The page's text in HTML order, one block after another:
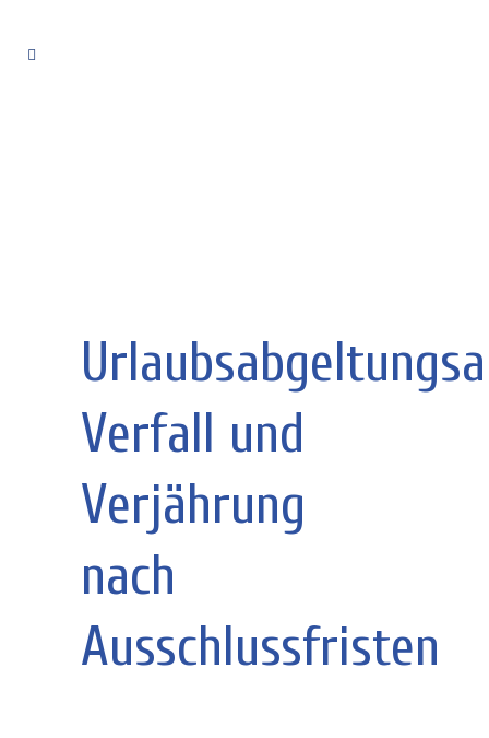
Verfall und
Verjährung
nach
Ausschlussfristen